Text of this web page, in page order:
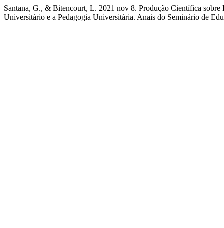
Santana, G., & Bitencourt, L. 2021 nov 8. Produção Científica
Universitário e a Pedagogia Universitária. Anais do Seminário de